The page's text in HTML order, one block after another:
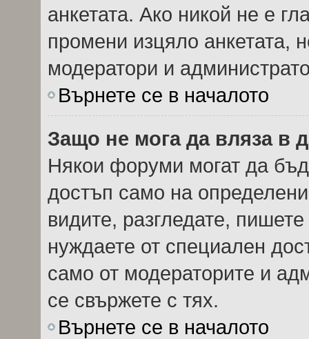
анкетата. Ако никой не е
промени изцяло анкетата,
модератори и
Върнете се в началото
Защо не мога да вляза в
Някои форуми могат да
достъп само на
видите, разгледате,
нуждаете от специален
само от модераторите и
се свържете с тях.
Върнете се в началото